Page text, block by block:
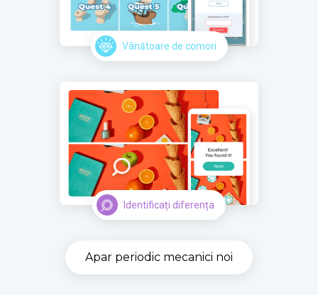
Vânătoare de comori
Identificați diferența
Apar periodic mecanici noi